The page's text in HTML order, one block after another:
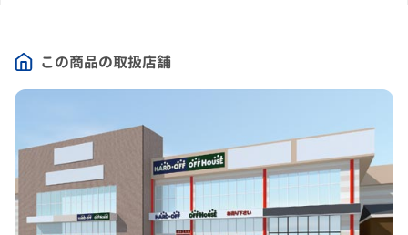
この商品の取扱店舗